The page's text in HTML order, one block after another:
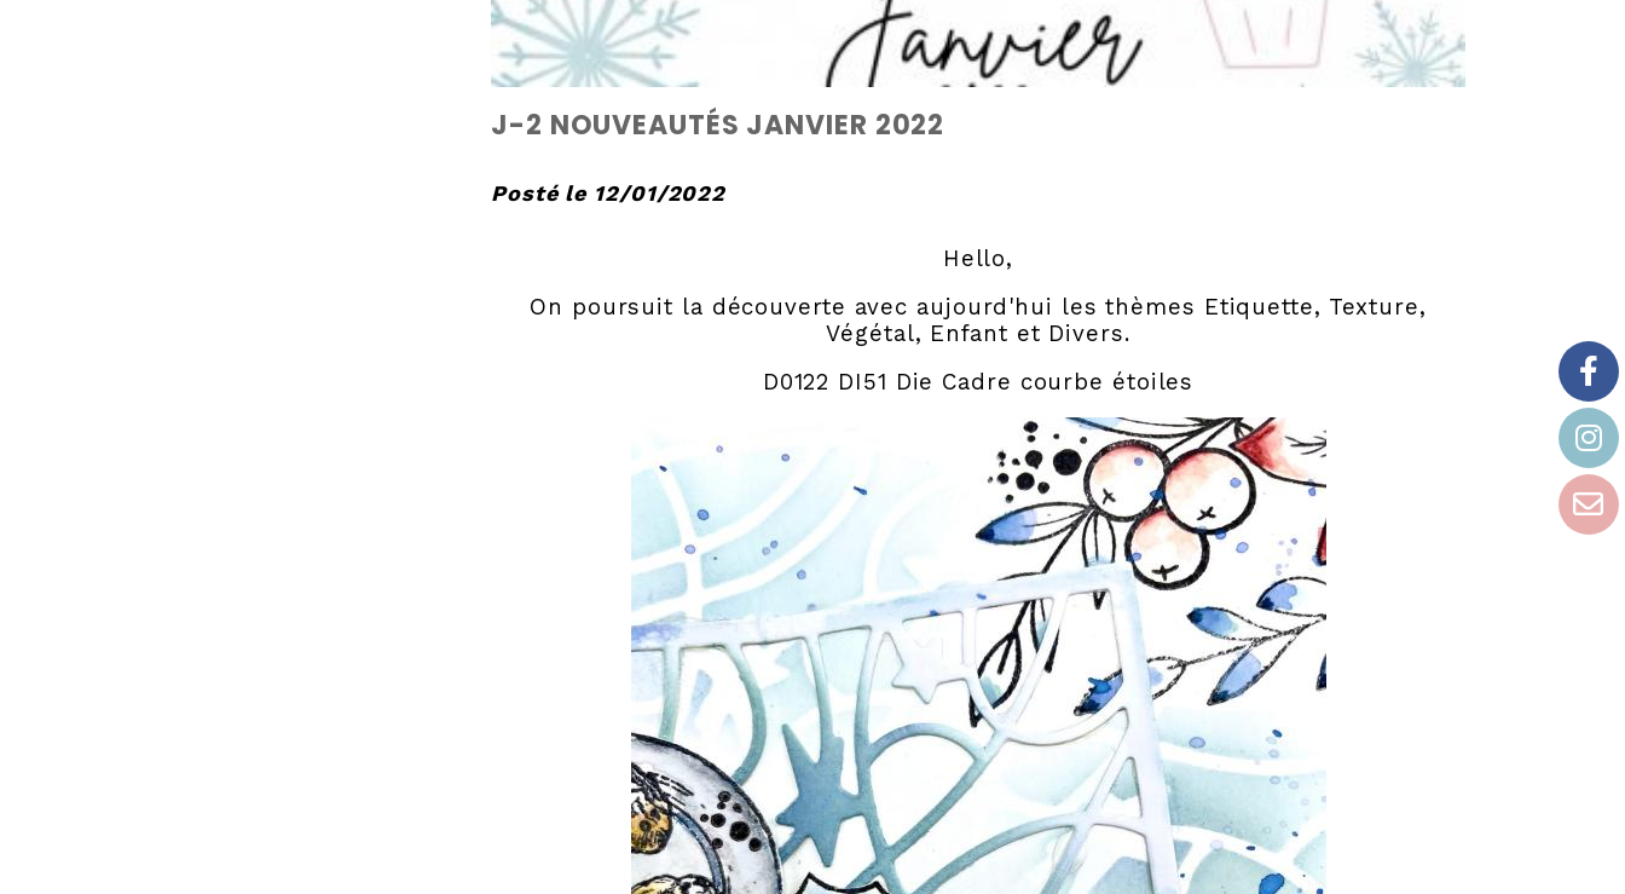
J-2 NOUVEAUTÉS JANVIER 2022
Posté le 12/01/2022
Hello,
On poursuit la découverte avec aujourd'hui les thèmes Etiquette, Texture,
Végétal, Enfant et Divers.
D0122 DI51 Die Cadre courbe étoiles